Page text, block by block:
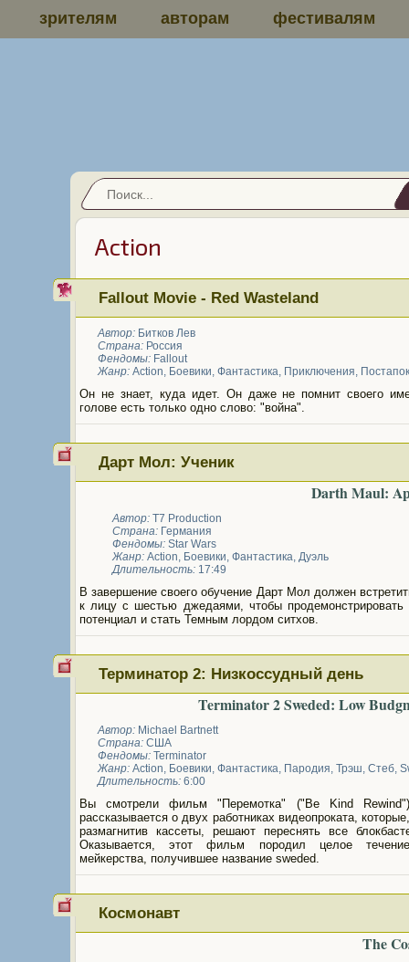
зрителям авторам фестивалям
Action
Fallout Movie - Red Wasteland
Автор: Битков Лев
Страна: Россия
Фендомы: Fallout
Жанр: Action, Боевики, Фантастика, Приключения,
Он не знает, куда идет. Он даже не помнит своего
голове есть только одно слово: "война".
Дарт Мол: Ученик
Darth Maul:
Автор: T7 Production
Страна: Германия
Фендомы: Star Wars
Жанр: Action, Боевики, Фантастика, Дуэль
Длительность: 17:49
В завершение своего обучение Дарт Мол должен
к лицу с шестью джедаями, чтобы продемонстрировать
потенциал и стать Темным лордом ситхов.
Терминатор 2: Низкоссудный день
Terminator 2 Sweded: Low
Автор: Michael Bartnett
Страна: США
Фендомы: Terminator
Жанр: Action, Боевики, Фантастика, Пародия, Трэш, Стеб,
Длительность: 6:00
Вы смотрели фильм "Перемотка" ("Be Kind
рассказывается о двух работниках видеопроката,
размагнитив кассеты, решают переснять все
Оказывается, этот фильм породил целое
мейкерства, получившее название sweded.
Космонавт
The